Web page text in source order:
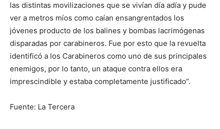
las distintas movilizaciones que se vivían día adía y pude
ver a metros míos como caían ensangrentados los
jóvenes producto de los balines y bombas lacrimógenas
disparadas por carabineros. Fue por esto que la revuelta
identificó a los Carabineros como uno de sus principales
enemigos, por lo tanto, un ataque contra ellos era
imprescindible y estaba completamente justificado”.
Fuente: La Tercera